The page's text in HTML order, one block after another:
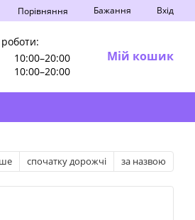
Порівняння Бажання Вхід
10:00–20:00
10:00–20:00
Мій кошик
спочатку дорожчі за назвою